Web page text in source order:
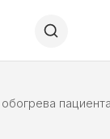
пациента